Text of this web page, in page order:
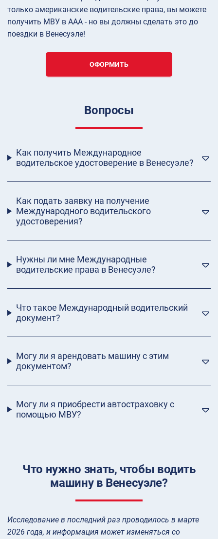
только американские водительские права, вы можете
получить МВУ в AAA - но вы должны сделать это до
поездки в Венесуэле!
ОФОРМИТЬ
Вопросы
Как получить Международное
водительское удостоверение в Венесуэле?
Как подать заявку на получение
Международного водительского
удостоверения?
Нужны ли мне Международные
водительские права в Венесуэле?
Что такое Международный водительский
документ?
Могу ли я арендовать машину с этим
документом?
Могу ли я приобрести автостраховку с
помощью МВУ?
Что нужно знать, чтобы водить
машину в Венесуэле?
Исследование в последний раз проводилось в марте
2026 года, и информация может изменяться со